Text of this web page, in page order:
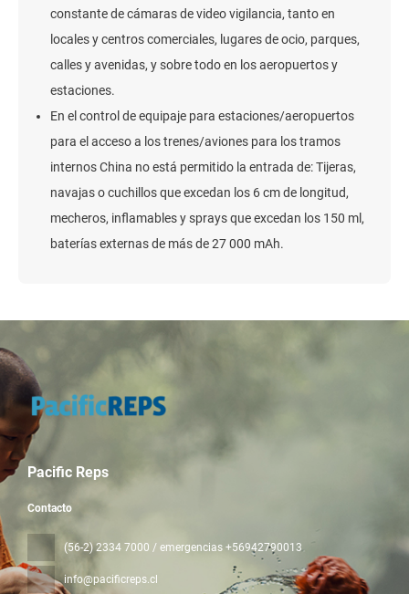
constante de cámaras de video vigilancia, tanto en
locales y centros comerciales, lugares de ocio, parques,
calles y avenidas, y sobre todo en los aeropuertos y
estaciones.
En el control de equipaje para estaciones/aeropuertos
para el acceso a los trenes/aviones para los tramos
internos China no está permitido la entrada de: Tijeras,
navajas o cuchillos que excedan los 6 cm de longitud,
mecheros, inflamables y sprays que excedan los 150 ml,
baterías externas de más de 27 000 mAh.
Pacific Reps
Contacto
(56-2) 2334 7000 / emergencias +56942790013
info@pacificreps.cl